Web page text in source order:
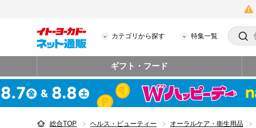
カテゴリから探す 特集一覧
ギフト・フード
総合TOP ヘルス・ビューティー オーラルケア・衛生用品